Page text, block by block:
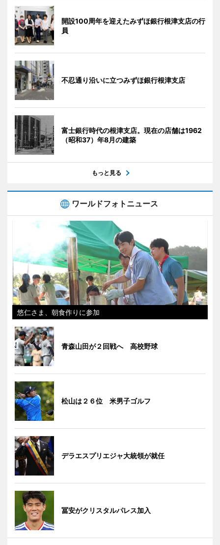
開設100周年を迎えたみずほ銀行根津支店の行
員
不忍通り沿いに立つみずほ銀行根津支店
富士銀行時代の根津支店。現在の店舗は1962
（昭和37）年8月の建築
もっと見る
ワールドフォトニュース
悠仁さま、朝食作りに参加
青森山田が２回戦へ 高校野球
松山は２６位 米男子ゴルフ
デラエスプリエジャ大統領が就任
冨安がクリスタルパレス加入